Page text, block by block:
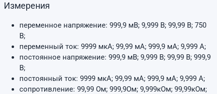
Измерения
переменное напряжение: 999,9 мВ; 9,999 В; 99,99 В; 750
В;
переменный ток: 9999 мкА; 99,99 мА; 999,9 мА; 9,999 А;
постоянное напряжение: 999,9 мВ; 9,999 В; 99,99 В; 999,9
В;
постоянный ток: 9999 мкА; 99,99 мА; 999,9 мА; 9,999 А;
сопротивление: 99,99 Ом; 999,9Ом; 9,999кОм; 99,99кОм;